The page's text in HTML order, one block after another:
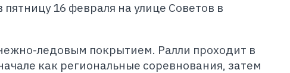
16 февраля на улице Советов в
ледовым покрытием. Ралли проходит в
как региональные соревнования, затем